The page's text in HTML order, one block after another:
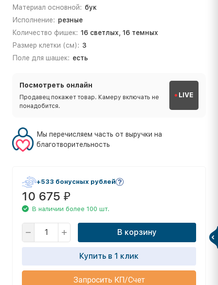
Материал основной: бук
Исполнение: резные
Количество фишек: 16 светлых, 16 темных
Рaзмер клетки (см): 3
Поле для шашек: есть
Посмотреть онлайн
Продавец покажет товар. Камеру включать не
понадобится.
LIVE
Мы перечисляем часть от выручки на
благотворительность
+533 бонусных рублей
10 675 ₽
В наличии более 100 шт.
В корзину
Купить в 1 клик
Запросить КП/Счет